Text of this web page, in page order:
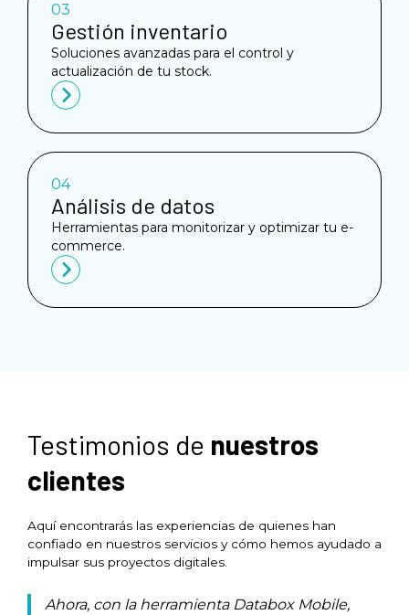
03
Gestión inventario
Soluciones avanzadas para el control y
actualización de tu stock.
04
Análisis de datos
Herramientas para monitorizar y optimizar tu e-
commerce.
Testimonios de nuestros
clientes
Aquí encontrarás las experiencias de quienes han
confiado en nuestros servicios y cómo hemos ayudado a
impulsar sus proyectos digitales.
Ahora, con la herramienta Databox Mobile,